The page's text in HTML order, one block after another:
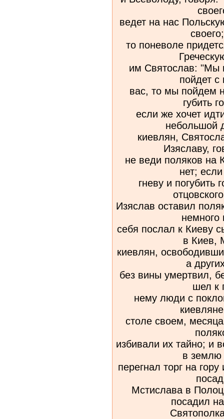
ведет на нас
то поневоле
им Святослав: "Мы
пойдет с
вас, то мы пойдем
губить
если же хочет
небольшой
киевлян,
Изяславу,
не веди поляков на
нет;
гневу и погубить
Изяслав оставил
немного
себя послал к Киеву
в Киев,
киевлян,
а
без вины умертвил,
шел к
нему люди с
столе своем,
избивали их тайно; и
в землю
перегнал торг на
Мстислава в
посадил